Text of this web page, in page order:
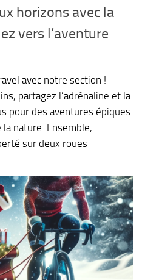
horizons avec la
vers l’aventure
avec notre section !
partagez l’adrénaline et la
pour des aventures épiques
nature. Ensemble,
sur deux roues